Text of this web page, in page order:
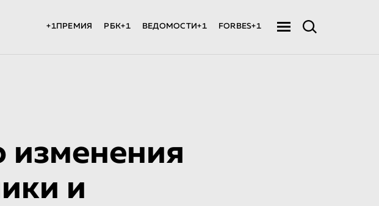
+1ПРЕМИЯ РБК+1 ВЕДОМОСТИ+1 FORBES+1
изменения
и